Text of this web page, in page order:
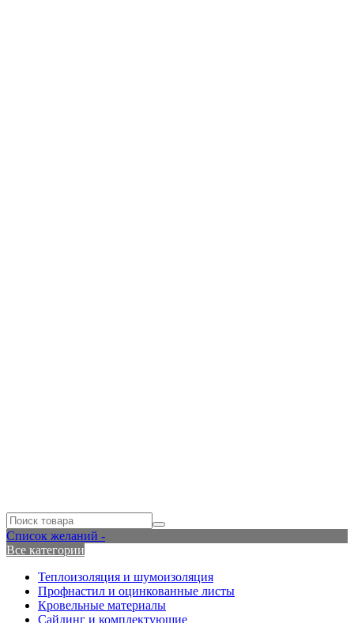
Список желаний -
Все категории
Теплоизоляция и шумоизоляция
Профнастил и оцинкованные листы
Кровельные материалы
Сайдинг и комплектующие